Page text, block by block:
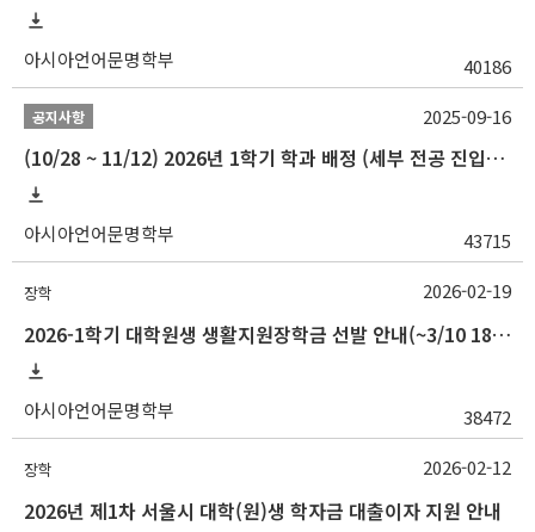
아시아언어문명학부 40186
공지사항
(10/28 ~ 11/12) 2026년 1학기 학과 배정 (세부 전공 진입) 안내
아시아언어문명학부 43715
2025-09-16
장학
2026-1학기 대학원생 생활지원장학금 선발 안내(~3/10 18:00)
아시아언어문명학부 38472
2026-02-19
장학
2026년 제1차 서울시 대학(원)생 학자금 대출이자 지원 안내
2026-02-12